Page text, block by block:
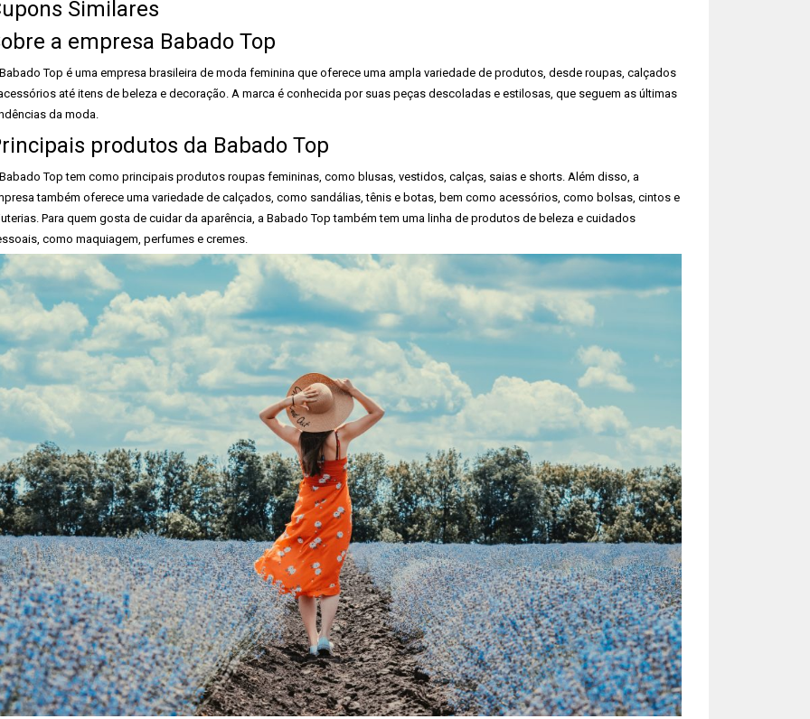
Similares
a empresa Babado Top
Top é uma empresa brasileira de moda feminina que oferece uma ampla variedade de produtos, desde roupas, calçados
até itens de beleza e decoração. A marca é conhecida por suas peças descoladas e estilosas, que seguem as últimas
da moda.
produtos da Babado Top
Top tem como principais produtos roupas femininas, como blusas, vestidos, calças, saias e shorts. Além disso, a
também oferece uma variedade de calçados, como sandálias, tênis e botas, bem como acessórios, como bolsas, cintos e
Para quem gosta de cuidar da aparência, a Babado Top também tem uma linha de produtos de beleza e cuidados
como maquiagem, perfumes e cremes.